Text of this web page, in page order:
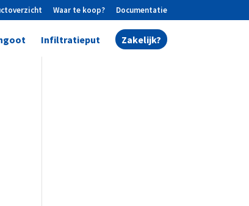
Waar te koop? Documentatie
Infiltratieput Zakelijk?